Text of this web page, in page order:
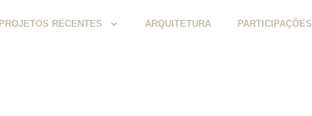
PROJETOS RECENTES ARQUITETURA PARTICIPAÇÕES